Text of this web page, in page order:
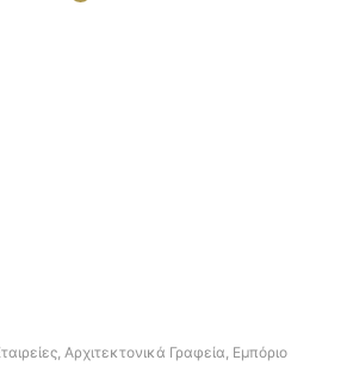
Αρχιτεκτονικά Γραφεία, Εμπόριο